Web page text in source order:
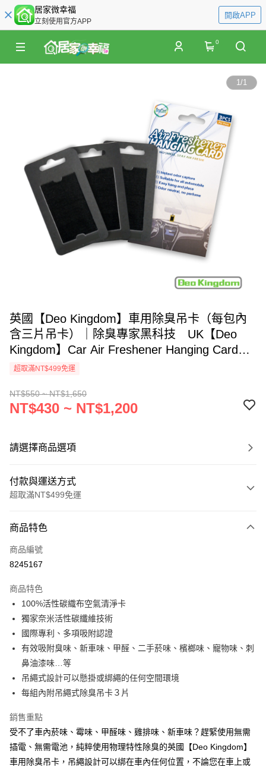
居家微幸福
立刻使用官方APP
開啟APP
0
1/1
英國【Deo Kingdom】車用除臭吊卡（每包內
含三片吊卡）｜除臭專家黑科技 UK【Deo
Kingdom】Car Air Freshener Hanging Card｜
Odegon Instant Odour Absorbing
超取滿NT$499免運
NT$550 ~ NT$1,650
NT$430 ~ NT$1,200
請選擇商品選項
付款與運送方式
超取滿NT$499免運
信用卡一次付款
超商取貨付款
Apple Pay
街口支付
悠遊付
Google Pay
AFTEE先享後付
【關於「AFTEE先享後付」】
AFTEE先享後付是「在收到商品之後才付款」的支付方式。 讓您購物簡單
便利好安心！
１．簡單：不需註冊會員、不需綁卡、不需儲值。
２．便利：只要手機號碼，簡訊認證，即可結帳。
商品特色
商品編號
8245167
商品特色
100%活性碳織布空氣清淨卡
獨家奈米活性碳纖維技術
國際專利、多項吸附認證
有效吸附臭味、新車味、甲醛、二手菸味、檳榔味、寵物味、刺
鼻油漆味…等
吊繩式設計可以懸掛或綁繩的任何空間環境
每組內附吊繩式除臭吊卡３片
銷售重點
受不了車內菸味、霉味、甲醛味、雞排味、新車味？趕緊使用無需
插電、無需電池，純粹使用物理特性除臭的英國【Deo Kingdom】
車用除臭吊卡，吊繩設計可以綁在車內任何位置，不論您在車上或